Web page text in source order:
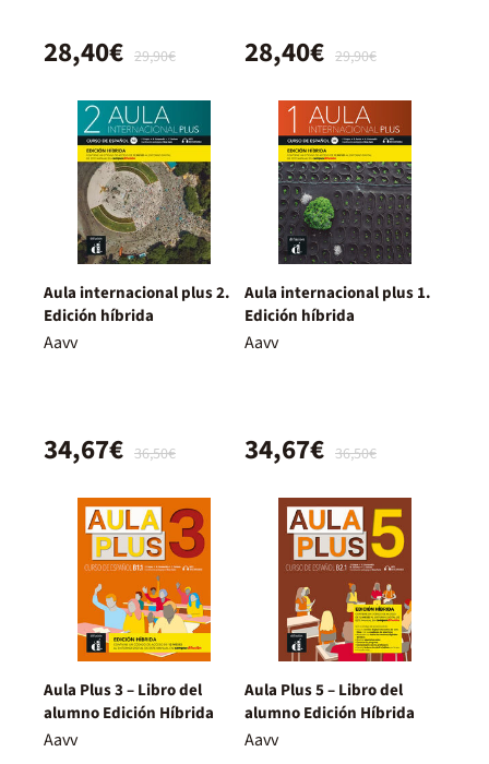
29,90€
28,40€ 29,90€
28,40€
Aula internacional plus 2.
Edición híbrida
Aavv
36,50€
34,67€
Aula internacional plus 1.
Edición híbrida
Aavv
36,50€
34,67€
Aula Plus 3 – Libro del
alumno Edición Híbrida
Aavv
Aula Plus 5 – Libro del
alumno Edición Híbrida
Aavv